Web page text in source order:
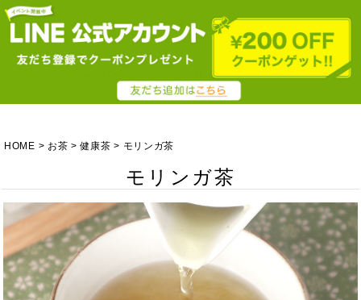
HOME お茶 健康茶 モリンガ茶
モリンガ茶